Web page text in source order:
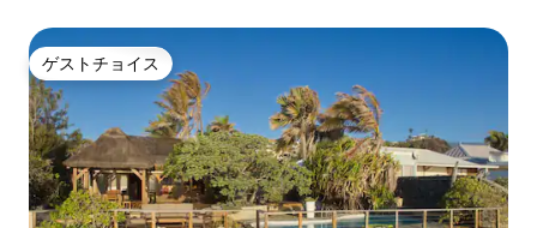
ゲストチョイス
ゲストチョイス